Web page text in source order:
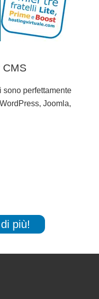
sono perfettamente
Joomla,
più!